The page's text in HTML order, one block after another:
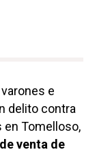
e
delito contra
en Tomelloso,
venta de